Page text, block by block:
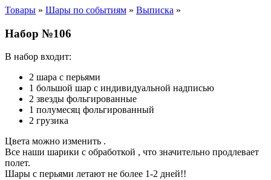
Товары » Шары по событиям » Выписка »
Набор №106
В набор входит:
2 шара с перьями
1 большой шар с индивидуальной надписью
2 звезды фольгированные
1 полумесяц фольгированный
2 грузика
Цвета можно изменить .
Все наши шарики с обработкой , что значительно продлевает
полет.
Шары с перьями летают не более 1-2 дней!!